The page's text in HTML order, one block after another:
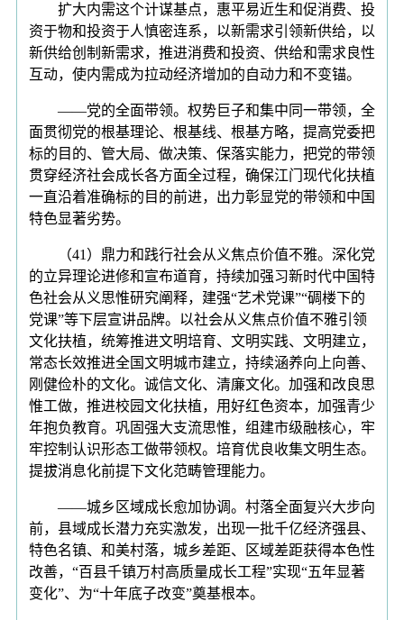
扩大内需这个计谋基点，惠平易近生和促消费、投
资于物和投资于人慎密连系，以新需求引领新供给，以
新供给创制新需求，推进消费和投资、供给和需求良性
互动，使内需成为拉动经济增加的自动力和不变锚。
——党的全面带领。权势巨子和集中同一带领，全
面贯彻党的根基理论、根基线、根基方略，提高党委把
标的目的、管大局、做决策、保落实能力，把党的带领
贯穿经济社会成长各方面全过程，确保江门现代化扶植
一直沿着准确标的目的前进，出力彰显党的带领和中国
特色显著劣势。
（41）鼎力和践行社会从义焦点价值不雅。深化党
的立异理论进修和宣布道育，持续加强习新时代中国特
色社会从义思惟研究阐释，建强“艺术党课”“碉楼下的
党课”等下层宣讲品牌。以社会从义焦点价值不雅引领
文化扶植，统筹推进文明培育、文明实践、文明建立，
常态长效推进全国文明城市建立，持续涵养向上向善、
刚健俭朴的文化。诚信文化、清廉文化。加强和改良思
惟工做，推进校园文化扶植，用好红色资本，加强青少
年抱负教育。巩固强大支流思惟，组建市级融核心，牢
牢控制认识形态工做带领权。培育优良收集文明生态。
提拔消息化前提下文化范畴管理能力。
——城乡区域成长愈加协调。村落全面复兴大步向
前，县域成长潜力充实激发，出现一批千亿经济强县、
特色名镇、和美村落，城乡差距、区域差距获得本色性
改善，“百县千镇万村高质量成长工程”实现“五年显著
变化”、为“十年底子改变”奠基根本。